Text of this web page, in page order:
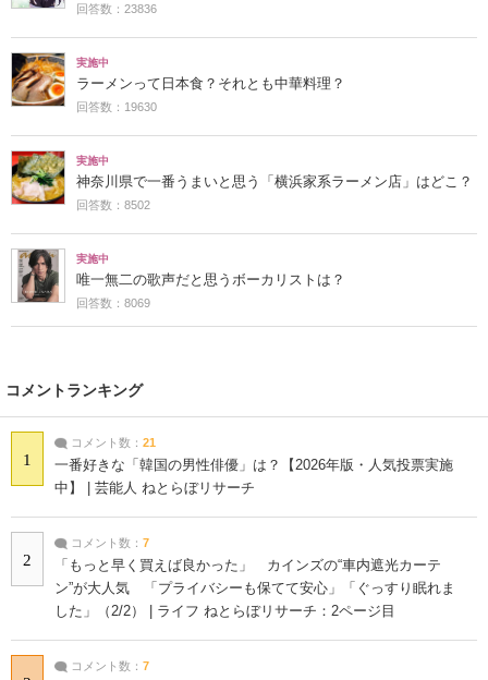
回答数：23836
実施中
ラーメンって日本食？それとも中華料理？
回答数：19630
実施中
神奈川県で一番うまいと思う「横浜家系ラーメン店」はどこ？
回答数：8502
実施中
唯一無二の歌声だと思うボーカリストは？
回答数：8069
コメントランキング
1
コメント数： 21
一番好きな「韓国の男性俳優」は？【2026年版・人気投票実施
中】 | 芸能人 ねとらぼリサーチ
2
コメント数： 7
「もっと早く買えば良かった」 カインズの“車内遮光カーテ
ン”が大人気 「プライバシーも保てて安心」「ぐっすり眠れま
した」（2/2） | ライフ ねとらぼリサーチ：2ページ目
コメント数： 7